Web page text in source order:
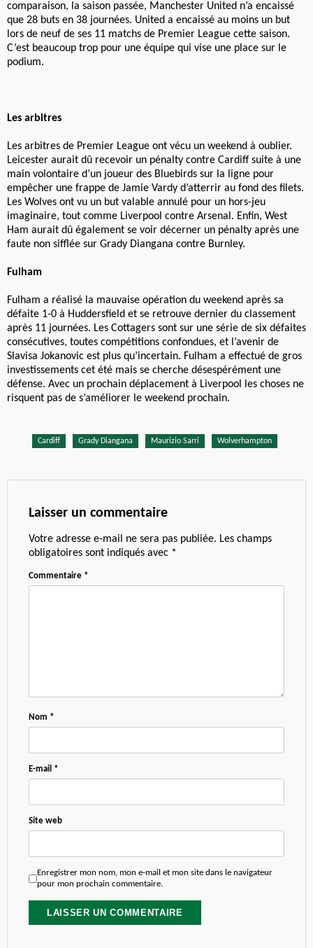
comparaison, la saison passée, Manchester United n’a encaissé
que 28 buts en 38 journées. United a encaissé au moins un but
lors de neuf de ses 11 matchs de Premier League cette saison.
C’est beaucoup trop pour une équipe qui vise une place sur le
podium.
Les arbitres
Les arbitres de Premier League ont vécu un weekend à oublier.
Leicester aurait dû recevoir un pénalty contre Cardiff suite à une
main volontaire d’un joueur des Bluebirds sur la ligne pour
empêcher une frappe de Jamie Vardy d’atterrir au fond des filets.
Les Wolves ont vu un but valable annulé pour un hors-jeu
imaginaire, tout comme Liverpool contre Arsenal. Enfin, West
Ham aurait dû également se voir décerner un pénalty après une
faute non sifflée sur Grady Diangana contre Burnley.
Fulham
Fulham a réalisé la mauvaise opération du weekend après sa
défaite 1-0 à Huddersfield et se retrouve dernier du classement
après 11 journées. Les Cottagers sont sur une série de six défaites
consécutives, toutes compétitions confondues, et l’avenir de
Slavisa Jokanovic est plus qu’incertain. Fulham a effectué de gros
investissements cet été mais se cherche désespérément une
défense. Avec un prochain déplacement à Liverpool les choses ne
risquent pas de s’améliorer le weekend prochain.
Cardiff Grady Diangana Maurizio Sarri Wolverhampton
Laisser un commentaire
Votre adresse e-mail ne sera pas publiée. Les champs
obligatoires sont indiqués avec *
Commentaire *
Nom *
E-mail *
Site web
Enregistrer mon nom, mon e-mail et mon site dans le navigateur
pour mon prochain commentaire.